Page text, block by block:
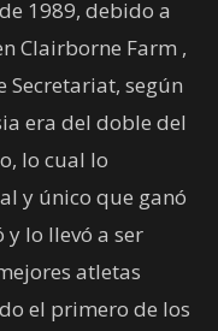
1989, debido a
Clairborne Farm ,
Secretariat, según
era del doble del
lo cual lo
y único que ganó
y lo llevó a ser
atletas
el primero de los